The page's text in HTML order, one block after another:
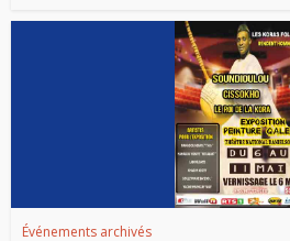
Événements archivés